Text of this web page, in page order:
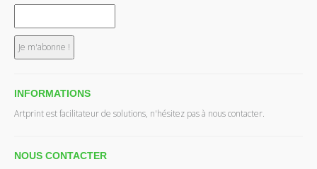
INFORMATIONS
Artprint est facilitateur de solutions, n'hésitez pas à nous contacter.
NOUS CONTACTER